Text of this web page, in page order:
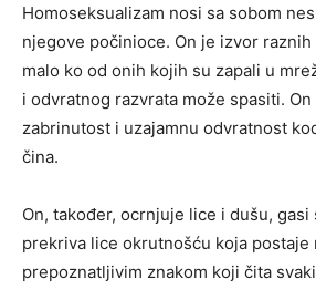
Homoseksualizam nosi sa sobom
njegove počinioce. On je izvor
malo ko od onih kojih su zapali u
i odvratnog razvrata može spasiti.
zabrinutost i uzajamnu odvratnost
čina.
On, također, ocrnjuje lice i dušu, gasi
prekriva lice okrutnošću koja postaje
prepoznatljivim znakom koji čita